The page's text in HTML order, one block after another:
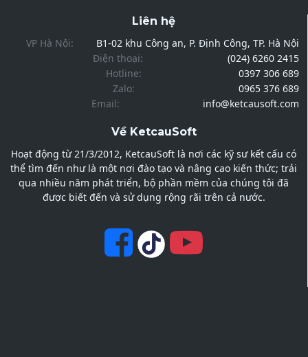
Liên hệ
VP Hà Nội:
B1-02 khu Công an, P. Định Công, TP. Hà Nội
Điện thoại:
(024) 6260 2415
Hotline:
0397 306 689
Zalo:
0965 376 689
Email:
info@ketcausoft.com
Về KetcauSoft
Hoạt động từ 21/3/2012, KetcauSoft là nơi các kỹ sư kết cấu có
thể tìm đến như là một nơi đào tạo và nâng cao kiến thức; trải
qua nhiều năm phát triển, bộ phần mềm của chúng tôi đã
được biết đến và sử dụng rộng rãi trên cả nước.